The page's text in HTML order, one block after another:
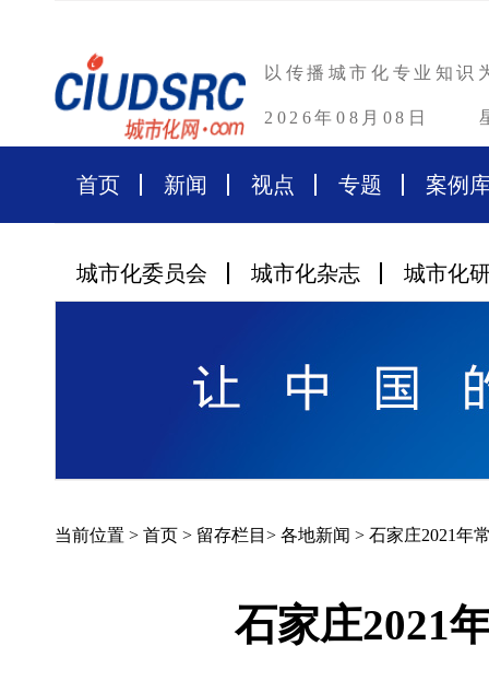
以传播城市化专业知识
2026年08月08日
首页 新闻 视点 专题 案例
城市化委员会 城市化杂志 城市化
当前位置 > 首页 > 留存栏目 > 各地新闻 > 石家庄2021年
石家庄2021